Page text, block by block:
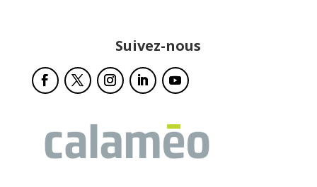
Suivez-nous